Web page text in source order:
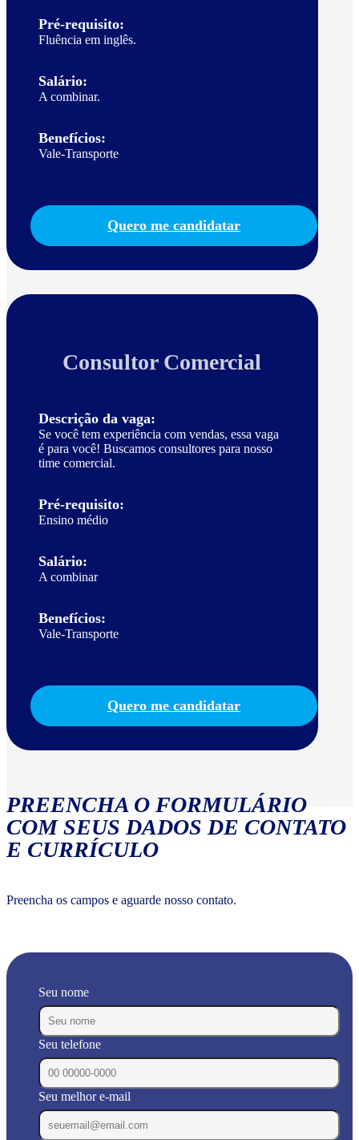
Pré-requisito:
Fluência em inglês.
Salário:
A combinar.
Benefícios:
Vale-Transporte
Quero me candidatar
Consultor Comercial
Descrição da vaga:
Se você tem experiência com vendas, essa vaga
é para você! Buscamos consultores para nosso
time comercial.
Pré-requisito:
Ensino médio
Salário:
A combinar
Benefícios:
Vale-Transporte
Quero me candidatar
PREENCHA O FORMULÁRIO
COM SEUS DADOS DE CONTATO
E CURRÍCULO
Preencha os campos e aguarde nosso contato.
Seu nome
Seu telefone
Seu melhor e-mail